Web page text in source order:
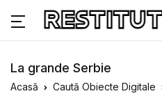
La grande Serbie
Acasă Caută Obiecte Digitale